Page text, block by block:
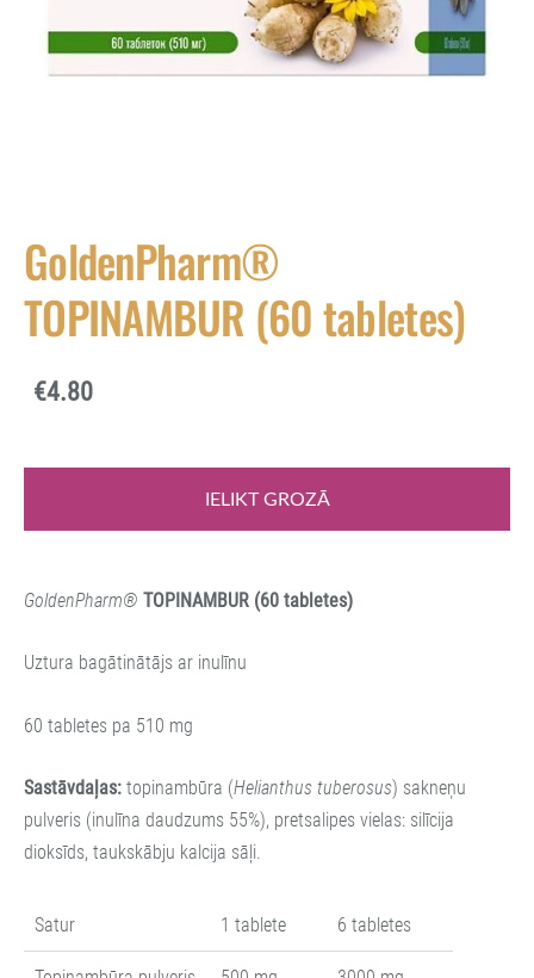
GoldenPharm®
TOPINAMBUR (60 tabletes)
€4.80
IELIKT GROZĀ
GoldenPharm® TOPINAMBUR (60 tabletes)
Uztura bagātinātājs ar inulīnu
60 tabletes pa 510 mg
Sastāvdaļas: topinambūra (Helianthus tuberosus) sakneņu
pulveris (inulīna daudzums 55%), pretsalipes vielas: silīcija
dioksīds, taukskābju kalcija sāļi.
Satur 1 tablete 6 tabletes